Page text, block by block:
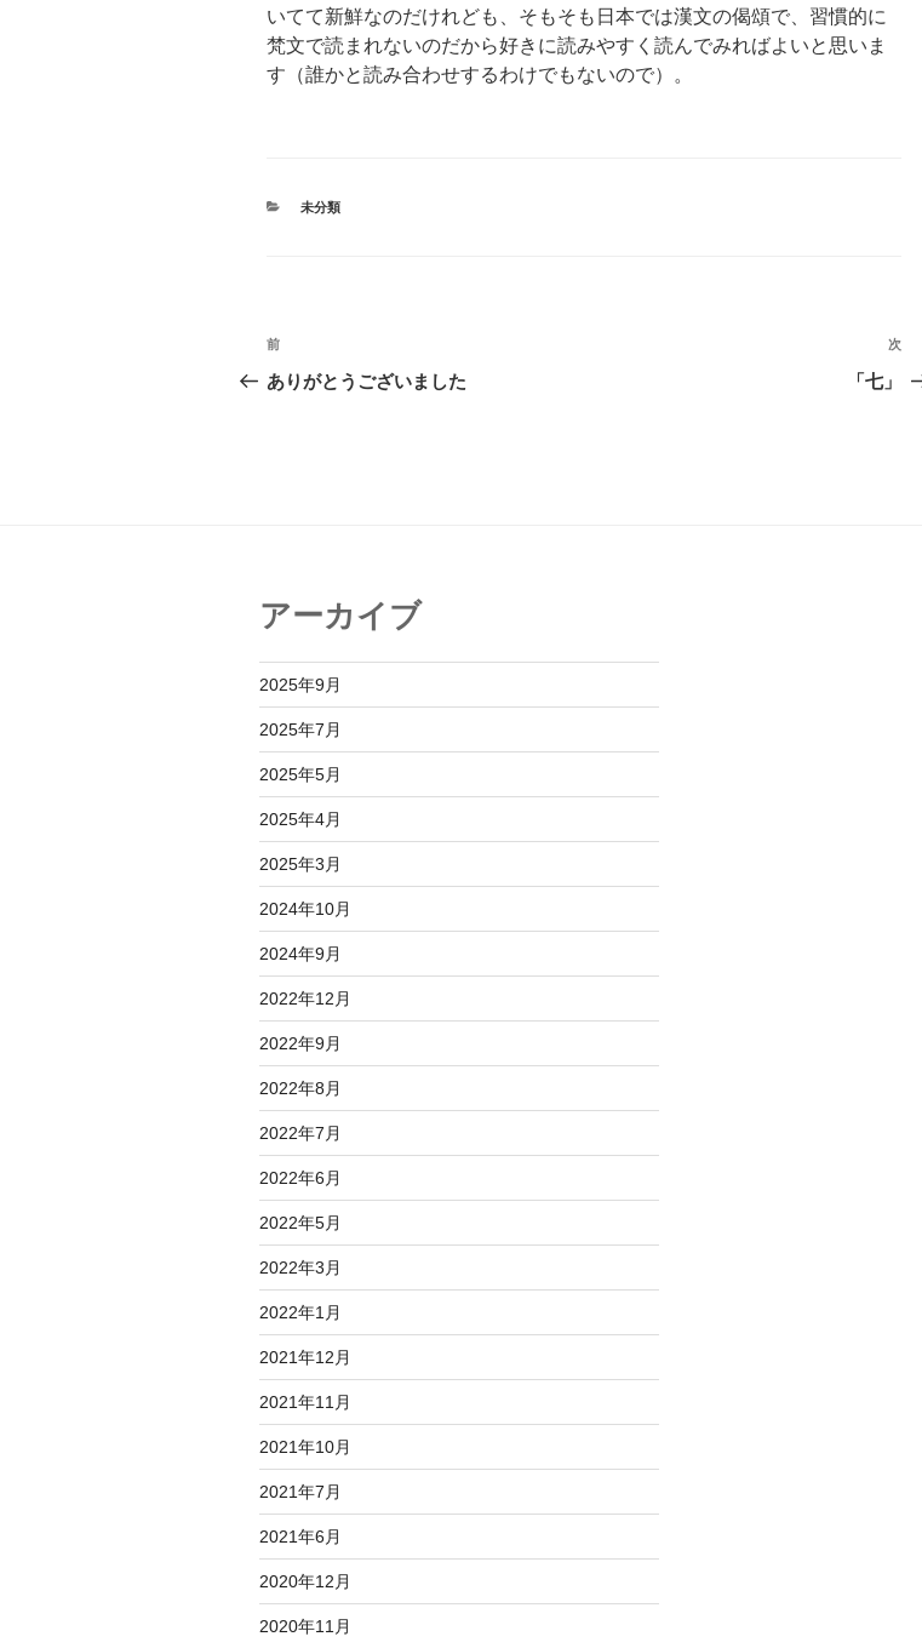
いてて新鮮なのだけれども、そもそも日本では漢文の偈頌で、習慣的に
梵文で読まれないのだから好きに読みやすく読んでみればよいと思いま
す（誰かと読み合わせするわけでもないので）。
カ
未分類
投
稿
シ
ョ
ン
前
の
前
ありがとうございました
次
の
次
「七」
アーカイブ
2025年9月
2025年7月
2025年5月
2025年4月
2025年3月
2024年10月
2024年9月
2022年12月
2022年9月
2022年8月
2022年7月
2022年6月
2022年5月
2022年3月
2022年1月
2021年12月
2021年11月
2021年10月
2021年7月
2021年6月
2020年12月
2020年11月